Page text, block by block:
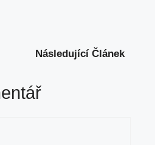
Následující Článek